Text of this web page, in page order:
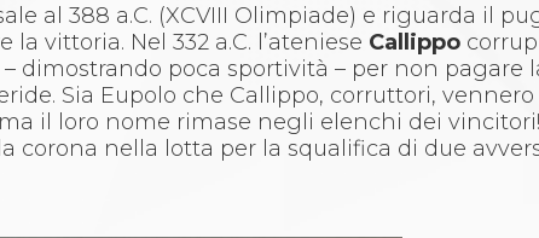
al 388 a.C. (XCVIII Olimpiade) e riguarda il
vittoria. Nel 332 a.C. l’ateniese Callippo
dimostrando poca sportività – per non pagare
Sia Eupolo che Callippo, corruttori,
il loro nome rimase negli elenchi dei
corona nella lotta per la squalifica di due